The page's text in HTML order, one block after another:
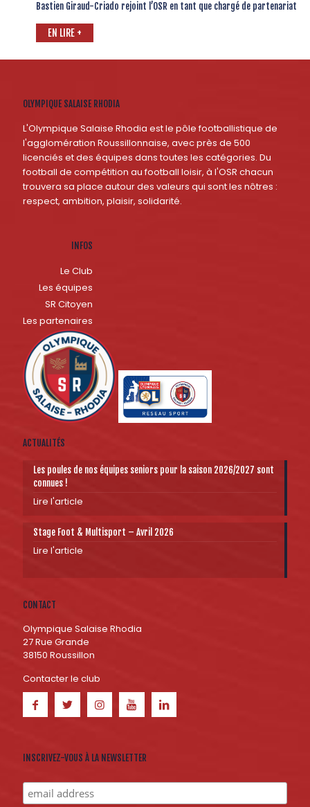
Bastien Giraud-Criado rejoint l’OSR en tant que chargé de partenariat
EN LIRE +
OLYMPIQUE SALAISE RHODIA
L'Olympique Salaise Rhodia est le pôle footballistique de
l'agglomération Roussillonnaise, avec près de 500
licenciés et des équipes dans toutes les catégories. Du
football de compétition au football loisir, à l'OSR chacun
trouvera sa place autour des valeurs qui sont les nôtres :
respect, ambition, plaisir, solidarité.
INFOS
Le Club
Les équipes
SR Citoyen
Les partenaires
ACTUALITÉS
Les poules de nos équipes seniors pour la saison 2026/2027 sont
connues !
Lire l'article
Stage Foot & Multisport – Avril 2026
Lire l'article
CONTACT
Olympique Salaise Rhodia
27 Rue Grande
38150 Roussillon
Contacter le club
INSCRIVEZ-VOUS À LA NEWSLETTER